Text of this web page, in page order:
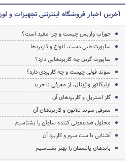
آخرین اخبار فروشگاه اینترنتی تجهیزات و
جوراب واریس چیست و چرا مفید است؟
ساپورت طبی دست، انواع و کاربردها
ساپورت گردن چه کاربردهایی دارد؟
سوند فولی چیست و چه کاربردی دارد؟
اپلیکاتور واژینال، از معرفی تا خرید
گاز استریل و کاربردهای آن
معرفی سوند نلاتون و کاربردهای آن
محلول ضدعفونی کننده ساولن را بشناسیم
آشنایی با ست سرم و کاربرد آن
باندهای پانسمان را بهتر بشناسیم